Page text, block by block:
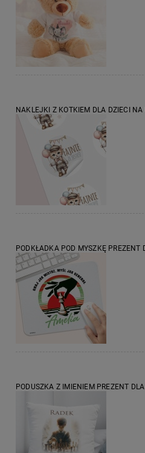
NAKLEJKI Z KOTKIEM DLA DZIECI
PODKŁADKA POD MYSZKĘ PREZENT
PODUSZKA Z IMIENIEM PREZENT